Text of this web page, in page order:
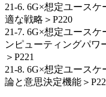
21-6. 6G×想定ユース
適な戦略＞P220
21-7. 6G×想定ユース
ンピューティングパワ
＞P221
21-8. 6G×想定ユース
論と意思決定機能＞